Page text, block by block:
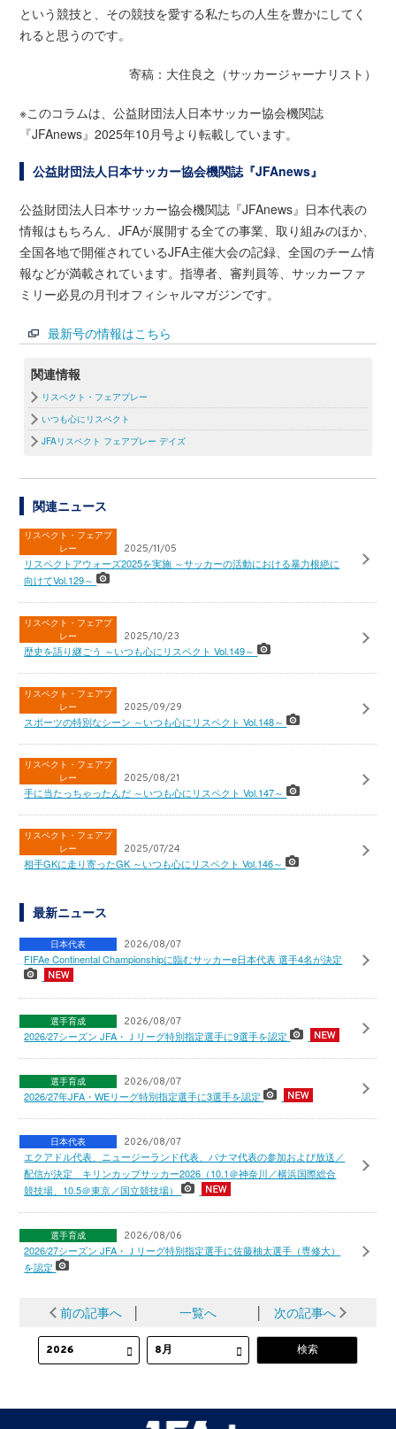
という競技と、その競技を愛する私たちの人生を豊かにしてく
れると思うのです。
寄稿：大住良之（サッカージャーナリスト）
※このコラムは、公益財団法人日本サッカー協会機関誌
『JFAnews』2025年10月号より転載しています。
公益財団法人日本サッカー協会機関誌『JFAnews』
公益財団法人日本サッカー協会機関誌『JFAnews』日本代表の
情報はもちろん、JFAが展開する全ての事業、取り組みのほか、
全国各地で開催されているJFA主催大会の記録、全国のチーム情
報などが満載されています。指導者、審判員等、サッカーファ
ミリー必見の月刊オフィシャルマガジンです。
最新号の情報はこちら
関連情報
リスペクト・フェアプレー
いつも心にリスペクト
JFAリスペクト フェアプレー デイズ
関連ニュース
リスペクト・フェアプ
レー
2025/11/05
リスペクトアウォーズ2025を実施 ～サッカーの活動における暴力根絶に
向けてVol.129～
リスペクト・フェアプ
レー
2025/10/23
歴史を語り継ごう ～いつも心にリスペクト Vol.149～
リスペクト・フェアプ
レー
2025/09/29
スポーツの特別なシーン ～いつも心にリスペクト Vol.148～
リスペクト・フェアプ
レー
2025/08/21
手に当たっちゃったんだ ～いつも心にリスペクト Vol.147～
リスペクト・フェアプ
レー
2025/07/24
相手GKに走り寄ったGK ～いつも心にリスペクト Vol.146～
最新ニュース
日本代表 2026/08/07
FIFAe Continental Championshipに臨むサッカーe日本代表 選手4名が決定
選手育成 2026/08/07
2026/27シーズン JFA・Ｊリーグ特別指定選手に9選手を認定
選手育成 2026/08/07
2026/27年JFA・WEリーグ特別指定選手に3選手を認定
日本代表 2026/08/07
エクアドル代表、ニュージーランド代表、パナマ代表の参加および放送／
配信が決定 キリンカップサッカー2026（10.1＠神奈川／横浜国際総合
競技場、10.5＠東京／国立競技場）
選手育成 2026/08/06
2026/27シーズン JFA・Ｊリーグ特別指定選手に佐藤柚太選手（専修大）
を認定
前の記事へ │ 一覧へ │ 次の記事へ